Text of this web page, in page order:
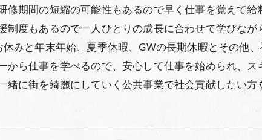
修期間の短縮の可能性もあるので早く仕事を覚えて
度もあるので一人ひとりの成長に合わせて学びなが
みと年末年始、夏季休暇、GWの長期休暇とその他
から仕事を学べるので、安心して仕事を始められ、
に街を綺麗にしていく公共事業で社会貢献したい方